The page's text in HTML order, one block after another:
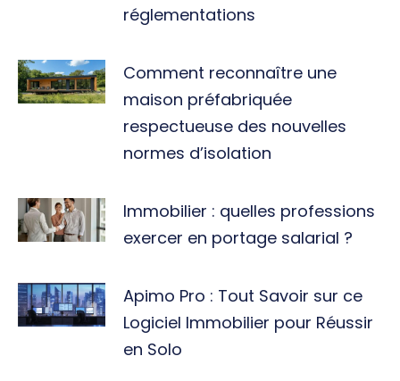
réglementations
Comment reconnaître une
maison préfabriquée
respectueuse des nouvelles
normes d’isolation
Immobilier : quelles professions
exercer en portage salarial ?
Apimo Pro : Tout Savoir sur ce
Logiciel Immobilier pour Réussir
en Solo